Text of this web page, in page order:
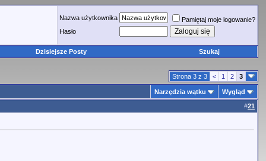
Nazwa użytkownika
Pamiętaj moje logowanie?
Hasło
Dzisiejsze Posty Szukaj
Strona 3 z 3 < 1 2 3
Narzędzia wątku
Wygląd
#21